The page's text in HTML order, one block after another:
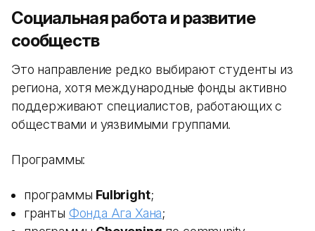
Социальная работа и развитие
сообществ
Это направление редко выбирают студенты из
региона, хотя международные фонды активно
поддерживают специалистов, работающих с
обществами и уязвимыми группами.
Программы:
программы Fulbright;
гранты Фонда Ага Хана;